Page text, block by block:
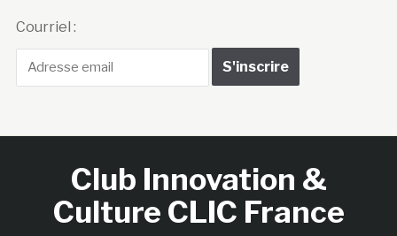
Courriel :
Club Innovation &
Culture CLIC France